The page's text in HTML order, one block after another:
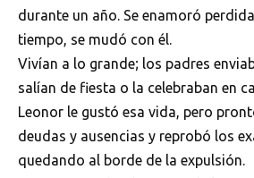
durante un año. Se enamoró
tiempo, se mudó con él.
Vivían a lo grande; los padres
salían de fiesta o la celebraban en
Leonor le gustó esa vida, pero
deudas y ausencias y reprobó los
quedando al borde de la expulsión.